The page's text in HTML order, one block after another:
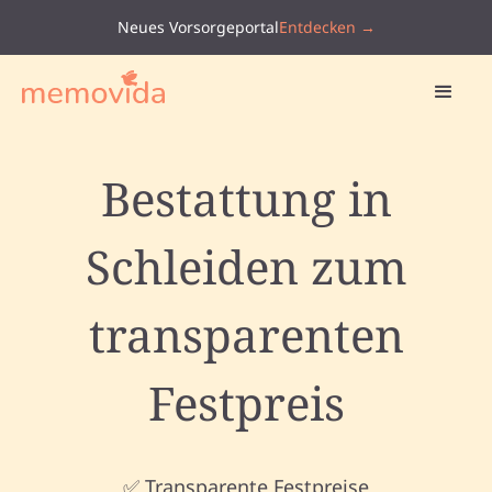
Neues VorsorgeportalEntdecken →
Bestattung in
Schleiden zum
transparenten
Festpreis
✅ Transparente Festpreise